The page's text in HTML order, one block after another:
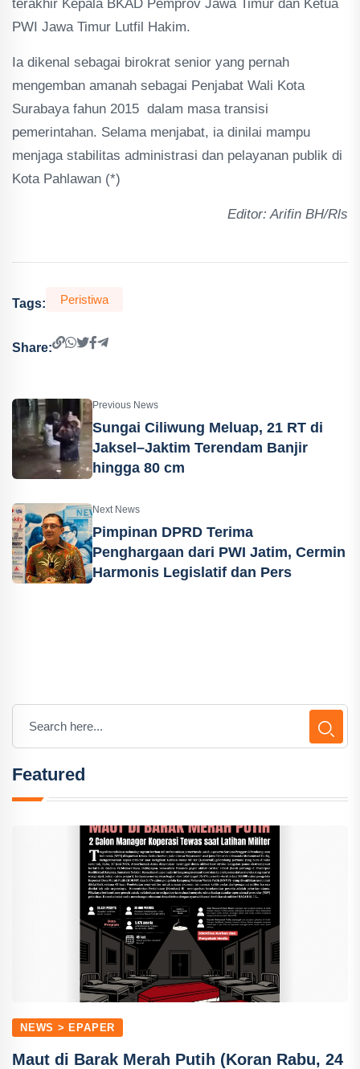
terakhir Kepala BKAD Pemprov Jawa Timur dan Ketua
PWI Jawa Timur Lutfil Hakim.
Ia dikenal sebagai birokrat senior yang pernah
mengemban amanah sebagai Penjabat Wali Kota
Surabaya fahun 2015 dalam masa transisi
pemerintahan. Selama menjabat, ia dinilai mampu
menjaga stabilitas administrasi dan pelayanan publik di
Kota Pahlawan (*)
Editor: Arifin BH/Rls
Tags: Peristiwa
Share:
Previous News
Sungai Ciliwung Meluap, 21 RT di
Jaksel–Jaktim Terendam Banjir
hingga 80 cm
Next News
Pimpinan DPRD Terima
Penghargaan dari PWI Jatim, Cermin
Harmonis Legislatif dan Pers
Featured
NEWS > EPAPER
Maut di Barak Merah Putih (Koran Rabu, 24